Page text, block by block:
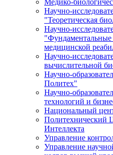
Научно-
"Теоретическая
Научно-
"Фундаментальные
медицинской
Научно-
вычислительной
Научно-
Политех"
Научно-
технологий и
Национальный
Политехнический
Интеллекта
Управление
Управление